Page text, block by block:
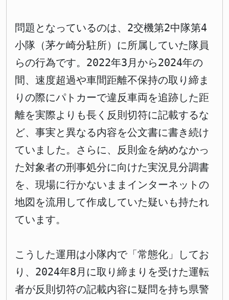
問題となっているのは、2交機第2中隊第4
小隊（茅ケ崎分駐所）に所属していた隊員
らの行為です。2022年3月から2024年の
間、速度超過や車間距離不保持の取り締ま
りの際にパトカーで違反車両を追跡した距
離を実際よりも長く反則切符に記載するな
ど、事実と異なる内容を公文書に書き続け
ていました。さらに、反則金を納めなかっ
た対象者の刑事処分に向けた実況見分調書
を、現場に行かないままインターネットの
地図を流用して作成していた疑いも持たれ
ています。
こうした運用は小隊内で「常態化」してお
り、2024年8月に取り締まりを受けた運転
者が反則切符の記載内容に疑問を持ち県警